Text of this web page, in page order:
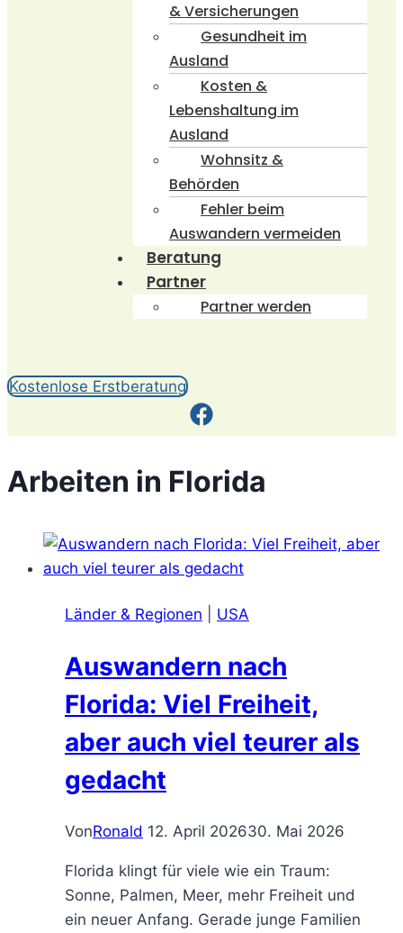
& Versicherungen
Gesundheit im
Ausland
Kosten &
Lebenshaltung im
Ausland
Wohnsitz &
Behörden
Fehler beim
Auswandern vermeiden
Beratung
Partner
Partner werden
Kostenlose Erstberatung
Arbeiten in Florida
Länder & Regionen USA
Auswandern nach
Florida: Viel Freiheit,
aber auch viel teurer als
gedacht
VonRonald 12. April 202630. Mai 2026
Florida klingt für viele wie ein Traum:
Sonne, Palmen, Meer, mehr Freiheit und
ein neuer Anfang. Gerade junge Familien